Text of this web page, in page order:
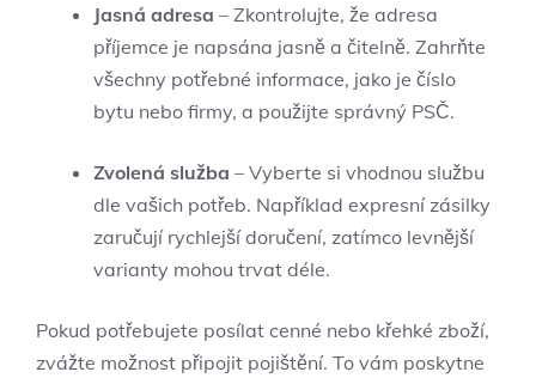
Jasná adresa – Zkontrolujte, že adresa
příjemce je napsána jasně a čitelně. Zahrňte
všechny potřebné informace, jako je číslo
bytu nebo firmy, a použijte správný PSČ.
Zvolená služba – Vyberte si vhodnou službu
dle vašich potřeb. Například expresní zásilky
zaručují rychlejší doručení, zatímco levnější
varianty mohou trvat déle.
Pokud potřebujete posílat cenné nebo křehké zboží,
zvážte možnost připojit pojištění. To vám poskytne